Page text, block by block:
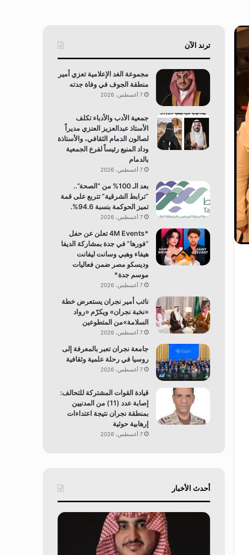
ترند الآن
مجموعة الغد الإعلامية تعزي أمير
منطقة الجوف في وفاة جدته
7 أغسطس، 2026
جمعية الأدب والأدباء تكلف
الأستاذ عبدالعزيز العنزي مديراً
لصالون الدمام الثقافي، والأستاذة
وداد المنيع رئيساً لفرع الجمعية
بالدمام
7 أغسطس، 2026
بعد الـ 100% من “الصحة”..
“ترابط الشرقية” تتربع على قمة
تميز الحوكمة بنسبة 94.6%.
7 أغسطس، 2026
*4M Events تعلن عن حفل
“فورها” في جدة بمشاركة الديفا
هيفاء وهبي وسانت ليفانت
وديسكو مصر ضمن فعاليات
موسم جدة*
7 أغسطس، 2026
نائب أمير نجران يستعرض خطة
«نخبة نجران» ويكرّم «رواد
السلامة»من المتطوعين
7 أغسطس، 2026
جامعة نجران تعبر بالمعرفة إلى
روسيا في رحلة علمية وثقافية
7 أغسطس، 2026
قيادة القوات المشتركة للتحالف:
إصابة عدد (11) من المدنيين
بمنطقة نجران نتيجة اعتداءات
إرهابية حوثية
7 أغسطس، 2026
أحدث الأخبار